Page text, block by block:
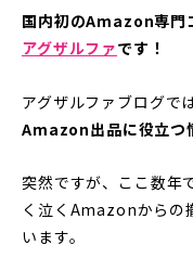
国内初のAmazon専門
アグザルファです！
アグザルファブログで
Amazon出品に役立つ
突然ですが、ここ数年
く泣くAmazonからの
います。